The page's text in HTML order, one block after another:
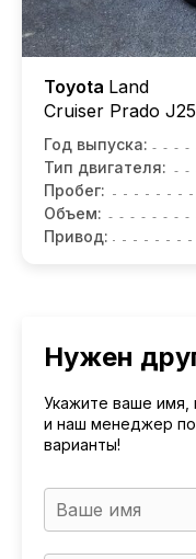
Toyota Land
Cruiser Prado
Год выпуска:
Тип двигателя:
Пробег:
Объем:
Привод:
Нужен
Укажите ваше имя,
и наш менеджер
варианты!